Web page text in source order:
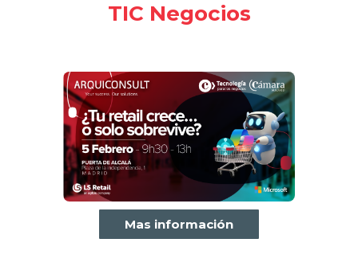
TIC Negocios
Mas información